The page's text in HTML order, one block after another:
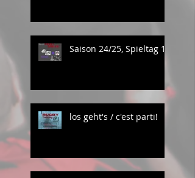
Saison 24/25, Spieltag 1
los geht's / c'est parti!